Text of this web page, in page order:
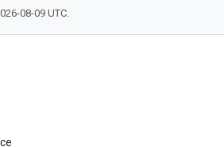
08-09 UTC.